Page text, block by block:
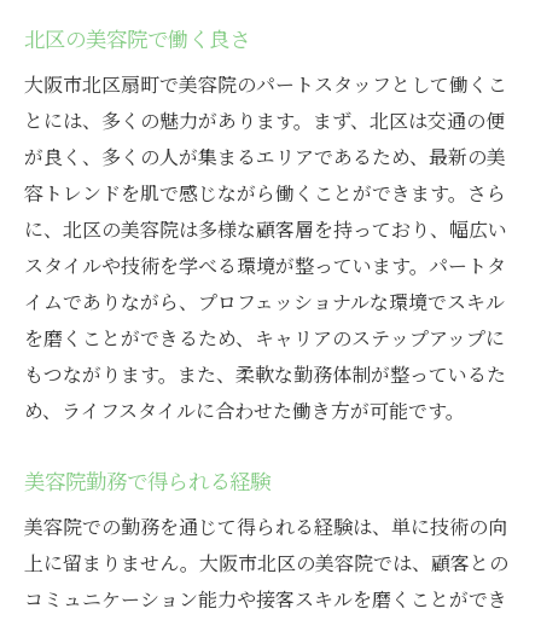
北区の美容院で働く良さ
大阪市北区扇町で美容院のパートスタッフとして働くこ
とには、多くの魅力があります。まず、北区は交通の便
が良く、多くの人が集まるエリアであるため、最新の美
容トレンドを肌で感じながら働くことができます。さら
に、北区の美容院は多様な顧客層を持っており、幅広い
スタイルや技術を学べる環境が整っています。パートタ
イムでありながら、プロフェッショナルな環境でスキル
を磨くことができるため、キャリアのステップアップに
もつながります。また、柔軟な勤務体制が整っているた
め、ライフスタイルに合わせた働き方が可能です。
美容院勤務で得られる経験
美容院での勤務を通じて得られる経験は、単に技術の向
上に留まりません。大阪市北区の美容院では、顧客との
コミュニケーション能力や接客スキルを磨くことができ